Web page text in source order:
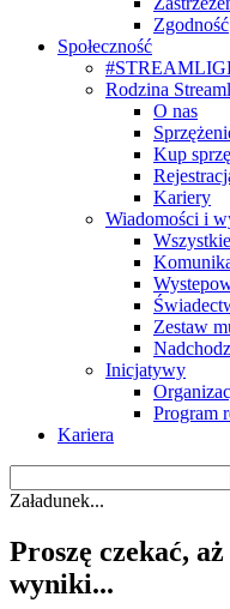
Zgodność
Społeczność
Rodzina
O nas
Kup
Kariery
Wiadomości i
Zestaw
Inicjatywy
Program
Kariera
Załadunek...
Proszę czekać,
wyniki...